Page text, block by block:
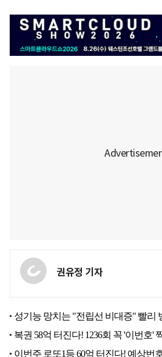
권유정 기자